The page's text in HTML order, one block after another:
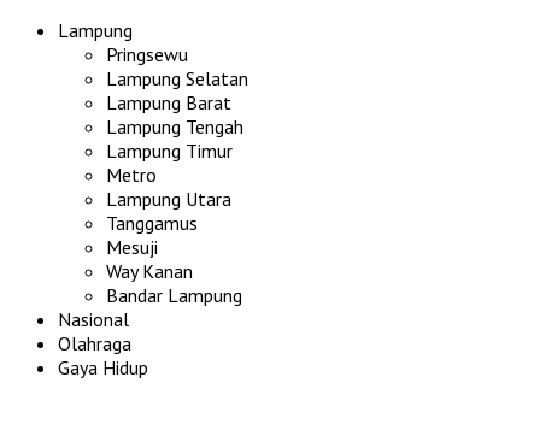
Lampung
Pringsewu
Lampung Selatan
Lampung Barat
Lampung Tengah
Lampung Timur
Metro
Lampung Utara
Tanggamus
Mesuji
Way Kanan
Bandar Lampung
Nasional
Olahraga
Gaya Hidup